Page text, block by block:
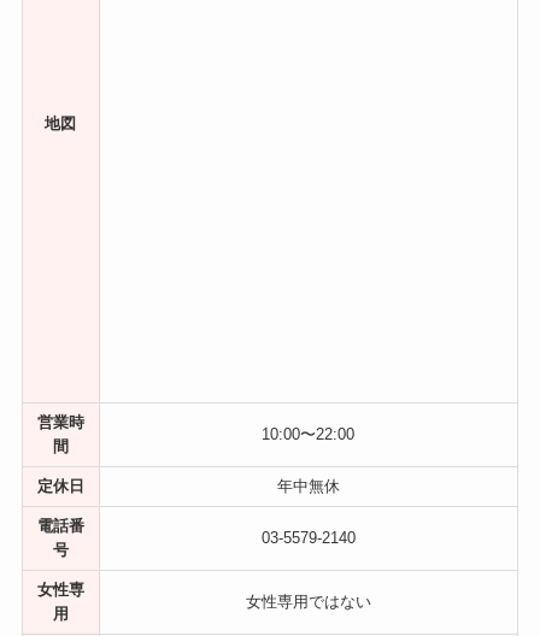
地図
営業時
間
10:00〜22:00
定休日 年中無休
電話番
号
03-5579-2140
女性専
用
女性専用ではない